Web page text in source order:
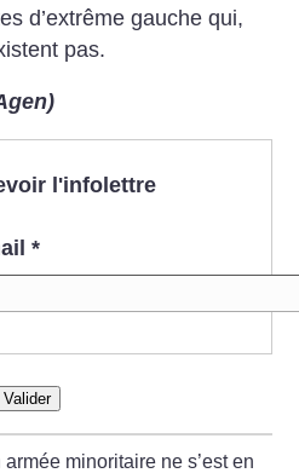
d’extrême gauche qui,
pas.
l'infolettre
*
Valider
armée minoritaire ne s’est en